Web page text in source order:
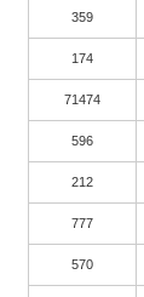
359
174
71474
596
212
777
570